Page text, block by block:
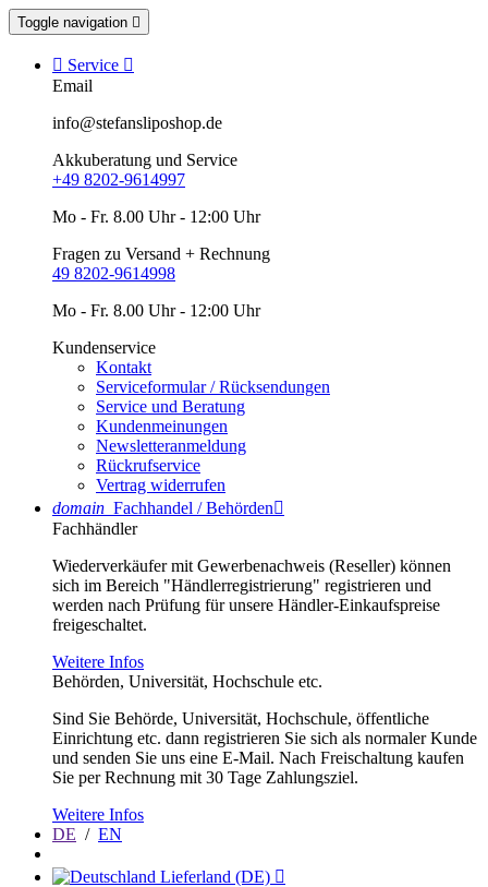
Toggle navigation 
 Service 
Email
info@stefansliposhop.de
Akkuberatung und Service
+49 8202-9614997
Mo - Fr. 8.00 Uhr - 12:00 Uhr
Fragen zu Versand + Rechnung
49 8202-9614998
Mo - Fr. 8.00 Uhr - 12:00 Uhr
Kundenservice
Kontakt
Serviceformular / Rücksendungen
Service und Beratung
Kundenmeinungen
Newsletteranmeldung
Rückrufservice
Vertrag widerrufen
domain Fachhandel / Behörden
Fachhändler
Wiederverkäufer mit Gewerbenachweis (Reseller) können
sich im Bereich "Händlerregistrierung" registrieren und
werden nach Prüfung für unsere Händler-Einkaufspreise
freigeschaltet.
Weitere Infos
Behörden, Universität, Hochschule etc.
Sind Sie Behörde, Universität, Hochschule, öffentliche
Einrichtung etc. dann registrieren Sie sich als normaler Kunde
und senden Sie uns eine E-Mail. Nach Freischaltung kaufen
Sie per Rechnung mit 30 Tage Zahlungsziel.
Weitere Infos
DE / EN
Lieferland (DE) 